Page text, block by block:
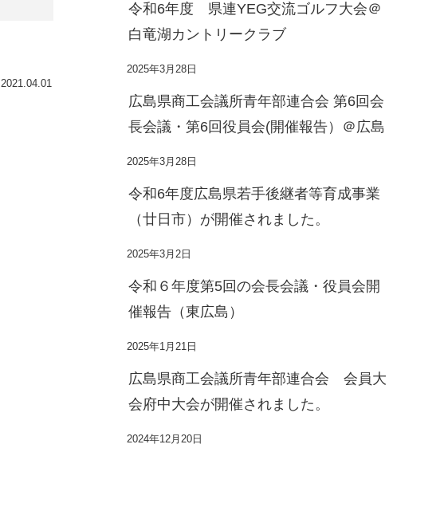
2021.04.01
令和6年度 県連YEG交流ゴルフ大会＠
白竜湖カントリークラブ
2025年3月28日
広島県商工会議所青年部連合会 第6回会
長会議・第6回役員会(開催報告）＠広島
2025年3月28日
令和6年度広島県若手後継者等育成事業
（廿日市）が開催されました。
2025年3月2日
令和６年度第5回の会長会議・役員会開
催報告（東広島）
2025年1月21日
広島県商工会議所青年部連合会 会員大
会府中大会が開催されました。
2024年12月20日